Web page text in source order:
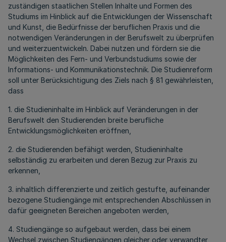
zuständigen staatlichen Stellen Inhalte und Formen des
Studiums im Hinblick auf die Entwicklungen der Wissenschaft
und Kunst, die Bedürfnisse der beruflichen Praxis und die
notwendigen Veränderungen in der Berufswelt zu überprüfen
und weiterzuentwickeln. Dabei nutzen und fördern sie die
Möglichkeiten des Fern- und Verbundstudiums sowie der
Informations- und Kommunikationstechnik. Die Studienreform
soll unter Berücksichtigung des Ziels nach § 81 gewährleisten,
dass
1. die Studieninhalte im Hinblick auf Veränderungen in der
Berufswelt den Studierenden breite berufliche
Entwicklungsmöglichkeiten eröffnen,
2. die Studierenden befähigt werden, Studieninhalte
selbständig zu erarbeiten und deren Bezug zur Praxis zu
erkennen,
3. inhaltlich differenzierte und zeitlich gestufte, aufeinander
bezogene Studiengänge mit entsprechenden Abschlüssen in
dafür geeigneten Bereichen angeboten werden,
4. Studiengänge so aufgebaut werden, dass bei einem
Wechsel zwischen Studiengängen gleicher oder verwandter